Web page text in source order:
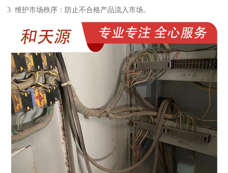
3. 维护市场秩序：防止不合格产品流入市场。